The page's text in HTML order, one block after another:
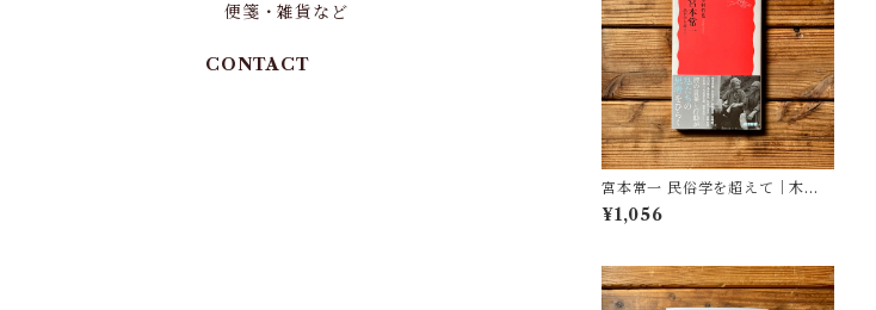
宮本常一 民俗学を超えて｜木村
哲也
¥1,056
便箋・雑貨など
CONTACT